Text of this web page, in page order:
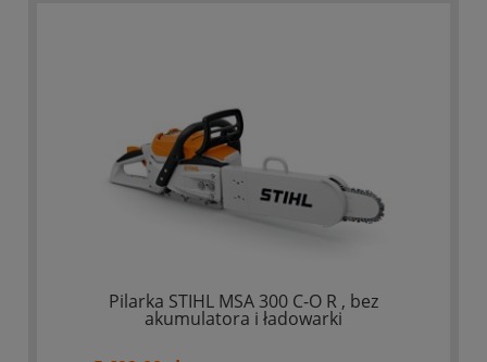
Pilarka STIHL MSA 300 C-O R , bez
akumulatora i ładowarki